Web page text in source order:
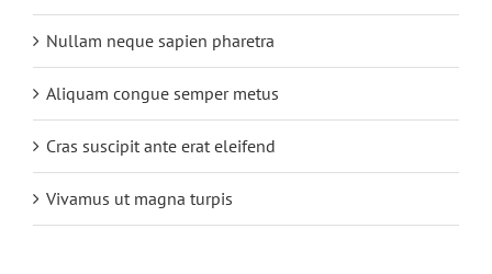
Nullam neque sapien pharetra
Aliquam congue semper metus
Cras suscipit ante erat eleifend
Vivamus ut magna turpis